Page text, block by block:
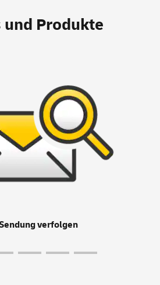
und Produkte
verfolgen